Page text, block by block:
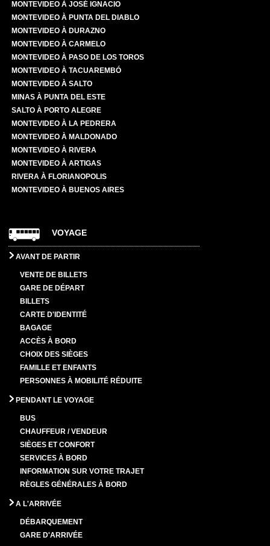
MONTEVIDEO À JOSÉ IGNACIO
MONTEVIDEO À PUNTA DEL DIABLO
MONTEVIDEO À DURAZNO
MONTEVIDEO À CARMELO
MONTEVIDEO À PASO DE LOS TOROS
MONTEVIDEO À TACUAREMBÓ
MONTEVIDEO À SALTO
MINAS À PUNTA DEL ESTE
SALTO À PORTO ALEGRE
MONTEVIDEO À LA PEDRERA
MONTEVIDEO À MALDONADO
MONTEVIDEO À RIVERA
MONTEVIDEO À ARTIGAS
RIVERA À FLORIANOPOLIS
MONTEVIDEO À BUENOS AIRES
VOYAGE
AVANT DE PARTIR
VENTE DE BILLETS
GARE DE DÉPART
BILLETS
CARTE D'IDENTITÉ
BAGAGE
ACCÈS À BORD
CHOIX DES SIÈGES
FAMILLE ET ENFANTS
PERSONNES À MOBILITÉ RÉDUITE
PENDANT LE VOYAGE
BUS
CHAUFFEUR / VENDEUR
SIÈGES ET CONFORT
SERVICES À BORD
INFORMATION SUR VOTRE TRAJET
RÈGLES GÉNÉRALES À BORD
A L'ARRIVÉE
DÉBARQUEMENT
GARE D'ARRIVÉE